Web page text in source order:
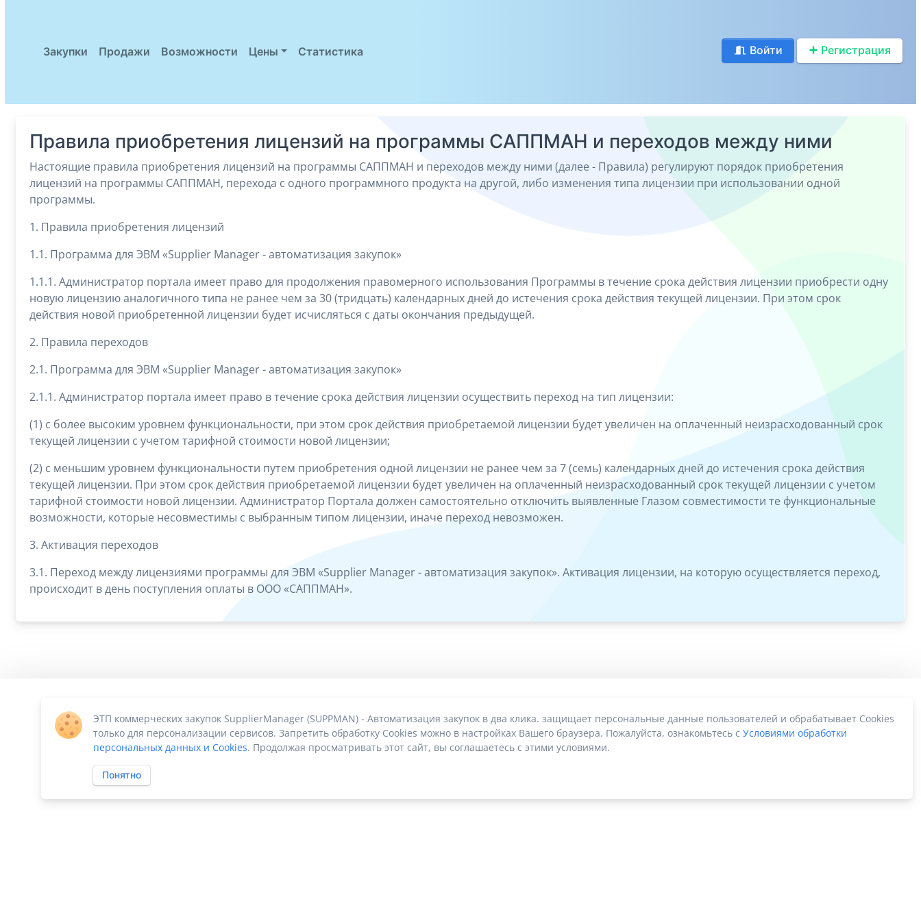
Закупки Продажи Возможности Цены Статистика Войти Регистрация
Правила приобретения лицензий на программы САППМАН и переходов между ними
Настоящие правила приобретения лицензий на программы САППМАН и переходов между ними (далее - Правила) регулируют порядок приобретения
лицензий на программы САППМАН, перехода с одного программного продукта на другой, либо изменения типа лицензии при использовании одной
программы.
1. Правила приобретения лицензий
1.1. Программа для ЭВМ «Supplier Manager - автоматизация закупок»
1.1.1. Администратор портала имеет право для продолжения правомерного использования Программы в течение срока действия лицензии приобрести одну
новую лицензию аналогичного типа не ранее чем за 30 (тридцать) календарных дней до истечения срока действия текущей лицензии. При этом срок
действия новой приобретенной лицензии будет исчисляться с даты окончания предыдущей.
2. Правила переходов
2.1. Программа для ЭВМ «Supplier Manager - автоматизация закупок»
2.1.1. Администратор портала имеет право в течение срока действия лицензии осуществить переход на тип лицензии:
(1) с более высоким уровнем функциональности, при этом срок действия приобретаемой лицензии будет увеличен на оплаченный неизрасходованный срок
текущей лицензии с учетом тарифной стоимости новой лицензии;
(2) с меньшим уровнем функциональности путем приобретения одной лицензии не ранее чем за 7 (семь) календарных дней до истечения срока действия
текущей лицензии. При этом срок действия приобретаемой лицензии будет увеличен на оплаченный неизрасходованный срок текущей лицензии с учетом
тарифной стоимости новой лицензии. Администратор Портала должен самостоятельно отключить выявленные Глазом совместимости те функциональные
возможности, которые несовместимы с выбранным типом лицензии, иначе переход невозможен.
3. Активация переходов
3.1. Переход между лицензиями программы для ЭВМ «Supplier Manager - автоматизация закупок». Активация лицензии, на которую осуществляется переход,
происходит в день поступления оплаты в ООО «САППМАН».
ЭТП коммерческих закупок SupplierManager (SUPPMAN) - Автоматизация закупок в два клика. защищает персональные данные пользователей и обрабатывает Cookies
только для персонализации сервисов. Запретить обработку Cookies можно в настройках Вашего браузера. Пожалуйста, ознакомьтесь с Условиями обработки
персональных данных и Cookies. Продолжая просматривать этот сайт, вы соглашаетесь с этими условиями.
Понятно